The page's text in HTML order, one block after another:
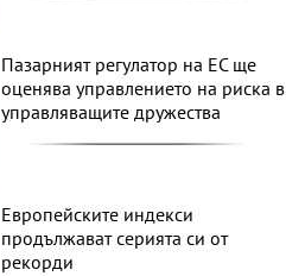
Пазарният регулатор на ЕС ще
оценява управлението на риска в
управляващите дружества
Европейските индекси
продължават серията си от
рекорди